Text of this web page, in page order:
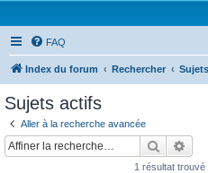
FAQ
Index du forum Rechercher
Sujets actifs
Aller à la recherche avancée
1 résultat trouvé